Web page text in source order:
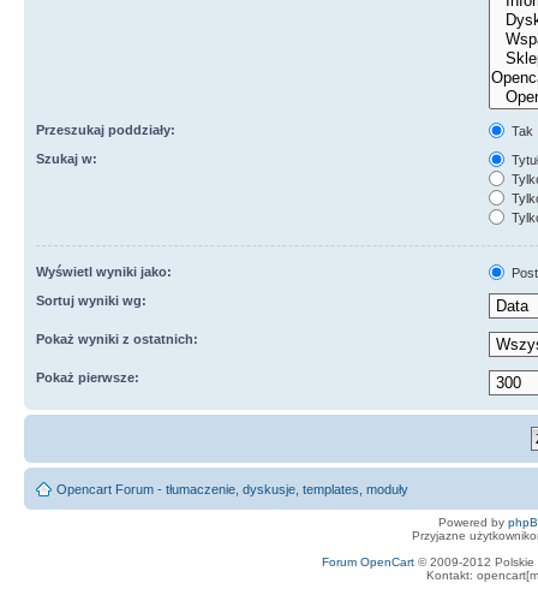
Przeszukaj poddziały:
Tak
Szukaj w:
Wyświetl wyniki jako:
Sortuj wyniki wg:
Pokaż wyniki z ostatnich:
Pokaż pierwsze:
Opencart Forum - tłumaczenie, dyskusje, templates, moduły
Powered by
Przyjazne
Forum OpenCart© 2009-2012 Polskie
Kontakt: